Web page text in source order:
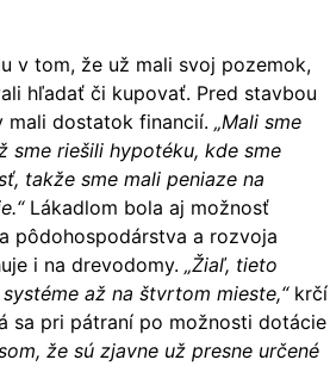
v tom, že už mali svoj pozemok,
hľadať či kupovať. Pred stavbou
mali dostatok financií. „Mali sme
sme riešili hypotéku, kde sme
takže sme mali peniaze na
Lákadlom bola aj možnosť
pôdohospodárstva a rozvoja
i na drevodomy. „Žiaľ, tieto
až na štvrtom mieste,“krčí
sa pri pátraní po možnosti dotácie
že sú zjavne už presne určené